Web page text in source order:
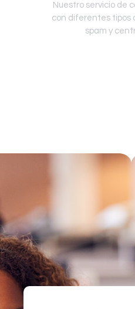
Nuestro servicio de
con diferentes tipos
spam y